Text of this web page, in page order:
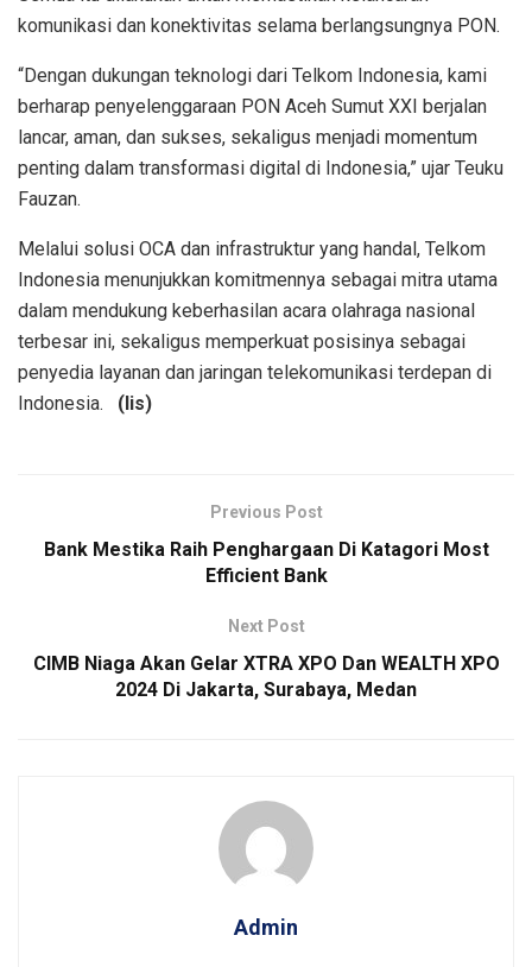
komunikasi dan konektivitas selama berlangsungnya PON.
“Dengan dukungan teknologi dari Telkom Indonesia, kami
berharap penyelenggaraan PON Aceh Sumut XXI berjalan
lancar, aman, dan sukses, sekaligus menjadi momentum
penting dalam transformasi digital di Indonesia,” ujar Teuku
Fauzan.
Melalui solusi OCA dan infrastruktur yang handal, Telkom
Indonesia menunjukkan komitmennya sebagai mitra utama
dalam mendukung keberhasilan acara olahraga nasional
terbesar ini, sekaligus memperkuat posisinya sebagai
penyedia layanan dan jaringan telekomunikasi terdepan di
Indonesia. (lis)
Previous Post
Bank Mestika Raih Penghargaan Di Katagori Most
Efficient Bank
Next Post
CIMB Niaga Akan Gelar XTRA XPO Dan WEALTH XPO
2024 Di Jakarta, Surabaya, Medan
Admin